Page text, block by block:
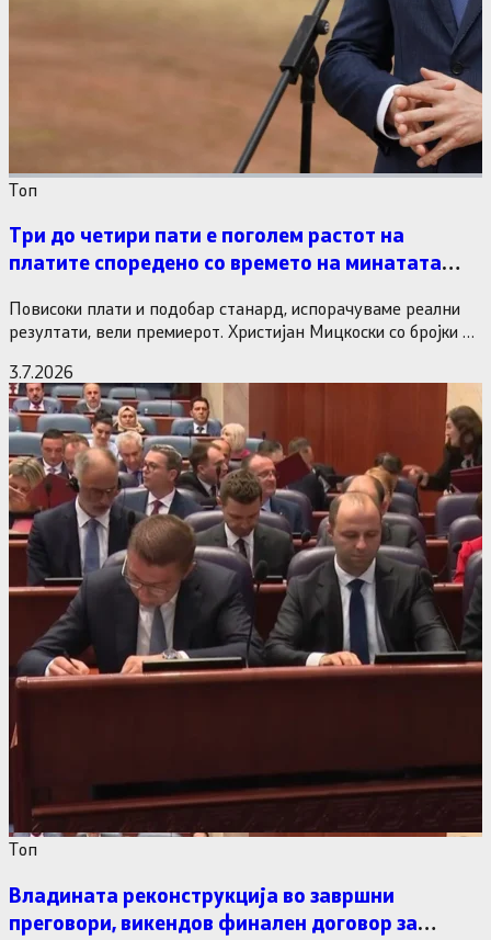
Tоп
Три до четири пати е поголем растот на
платите споредено со времето на минатата
Повисоки плати и подобар станард, испорачуваме реални
резултати, вели премиерот. Христијан Мицкоски со бројки и
3.7.2026
Tоп
Владината реконструкција во завршни
преговори, викендов финален договор за